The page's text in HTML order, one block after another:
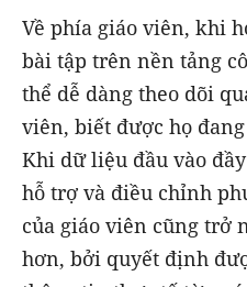
Về phía giáo viên, khi
bài tập trên nền tảng
thể dễ dàng theo dõi
viên, biết được họ
Khi dữ liệu đầu vào
hỗ trợ và điều chỉnh
của giáo viên cũng trở
hơn, bởi quyết định